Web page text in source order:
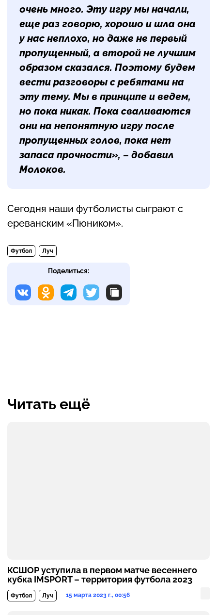
очень много. Эту игру мы начали,
еще раз говорю, хорошо и шла она
у нас неплохо, но даже не первый
пропущенный, а второй не лучшим
образом сказался. Поэтому будем
вести разговоры с ребятами на
эту тему. Мы в принципе и ведем,
но пока никак. Пока сваливаются
они на непонятную игру после
пропущенных голов, пока нет
запаса прочности», – добавил
Молоков.
Сегодня наши футболисты сыграют с
ереванским «Пюником».
Футбол Луч
Поделиться:
Читать ещё
КСШОР уступила в первом матче весеннего
кубка IMSPORT – территория футбола 2023
Футбол Луч 15 марта 2023 г., 00:56